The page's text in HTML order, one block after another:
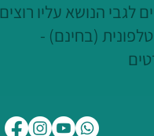
הנושא עליו רוצים
(בחינם) -